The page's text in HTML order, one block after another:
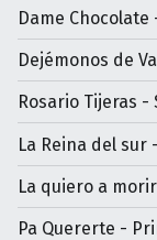
Dame
Dejémonos de
Rosario Tijeras -
La Reina del sur
La quiero a
Pa Quererte -